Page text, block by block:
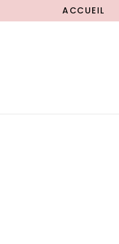
ACCUEIL